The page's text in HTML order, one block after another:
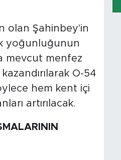
olan Şahinbey'in
yoğunluğunun
mevcut menfez
O-54
hem kent içi
artırılacak.